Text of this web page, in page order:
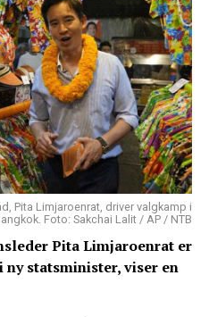
Pita Limjaroenrat, driver valgkamp i
Foto: Sakchai Lalit / AP / NTB
Pita Limjaroenrat er
statsminister, viser en